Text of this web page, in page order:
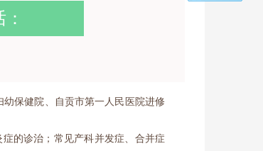
保健院、自贡市第一人民医院进修
的诊治；常见产科并发症、合并症